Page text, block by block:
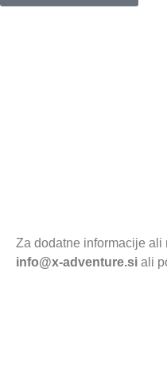
Za dodatne informacije ali
info@x-adventure.si ali